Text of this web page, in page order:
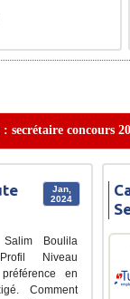
: secrétaire concours
Jan,
2024
Boulila
Niveau
en
Comment